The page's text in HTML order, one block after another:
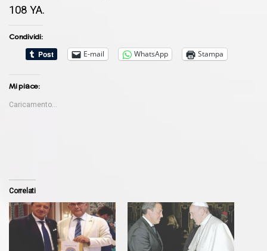
108 YA.
Condividi:
E-mail
WhatsApp Stampa
Mi piace:
Caricamento...
Correlati